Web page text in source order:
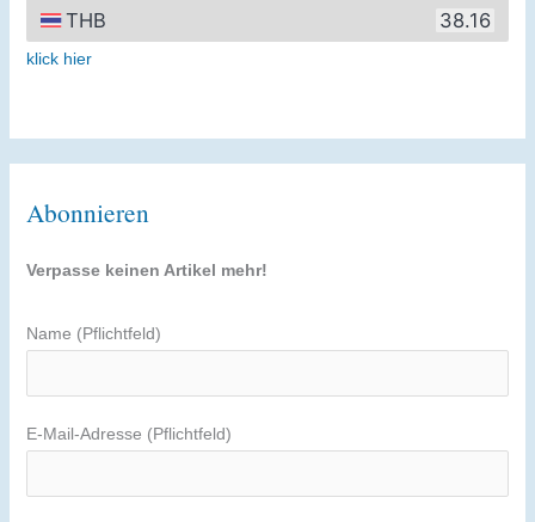
klick hier
Abonnieren
Verpasse keinen Artikel mehr!
Name (Pflichtfeld)
E-Mail-Adresse (Pflichtfeld)